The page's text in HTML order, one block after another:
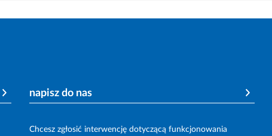
napisz do nas
Chcesz zgłosić interwencję dotyczącą funkcjonowania